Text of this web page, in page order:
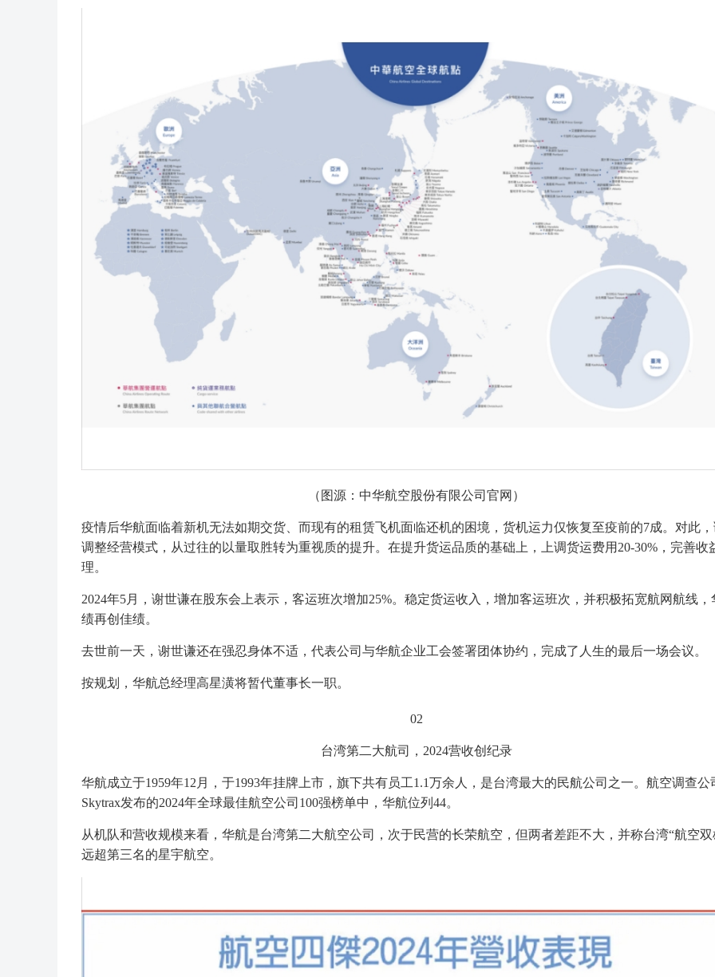
（图源：中华航空股份有限公司官网）
疫情后华航面临着新机无法如期交货、而现有的租赁飞机面临还机的困境，货机运力仅恢复至疫前的7成。对此
调整经营模式，从过往的以量取胜转为重视质的提升。在提升货运品质的基础上，上调货运费用20-30%，完善收
理。
2024年5月，谢世谦在股东会上表示，客运班次增加25%。稳定货运收入，增加客运班次，并积极拓宽航网航线，
绩再创佳绩。
去世前一天，谢世谦还在强忍身体不适，代表公司与华航企业工会签署团体协约，完成了人生的最后一场会议。
按规划，华航总经理高星潢将暂代董事长一职。
02
台湾第二大航司，2024营收创纪录
华航成立于1959年12月，于1993年挂牌上市，旗下共有员工1.1万余人，是台湾最大的民航公司之一。航空调查公
Skytrax发布的2024年全球最佳航空公司100强榜单中，华航位列44。
从机队和营收规模来看，华航是台湾第二大航空公司，次于民营的长荣航空，但两者差距不大，并称台湾“航空双
远超第三名的星宇航空。